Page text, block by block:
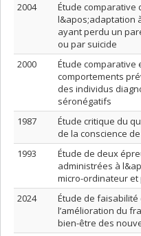
2004
Étude comparative
l&apos;adaptation
ayant perdu un
ou par suicide
2000
Étude
comportements
des individus
séronégatifs
1987
Étude critique du
de la conscience
1993
Étude de deux
administrées à
micro-ordinateur
2024
Étude de
l’amélioration du
bien-être des